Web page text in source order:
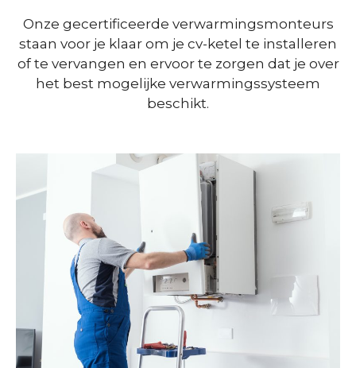
Onze gecertificeerde verwarmingsmonteurs
staan voor je klaar om je cv-ketel te installeren
of te vervangen en ervoor te zorgen dat je over
het best mogelijke verwarmingssysteem
beschikt.